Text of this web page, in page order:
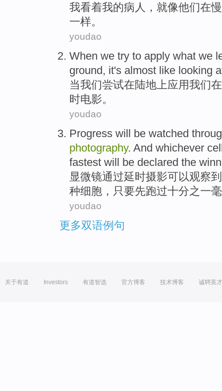
我看着我的病人 ，就像他们在
一样。
youdao
When we try to apply what we
ground, it's almost like looking
当我们尝试在陆地上应用我们在
时电影。
youdao
Progress will be watched
photography. And whichever
fastest will be declared the
显微镜通过延时摄影可以观察到
种细胞 ，只要先跑过十分之一
youdao
更多双语例句
关于有道 Investors 有道智选 官方博客 技术博客 诚聘英才